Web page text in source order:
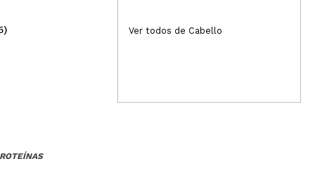
(4)
Ver todos de Cabello